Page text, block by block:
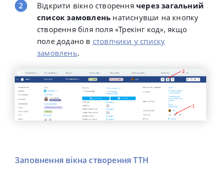
Відкрити вікно створення через загальний
список замовлень натиснувши на кнопку
створення біля поля «Трекінг код», якщо
поле додано в стовпчики у списку
замовлень.
Заповнення вікна створення ТТН